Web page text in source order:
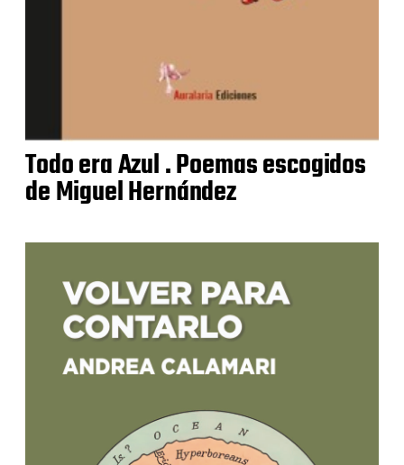
Todo era Azul . Poemas escogidos
de Miguel Hernández